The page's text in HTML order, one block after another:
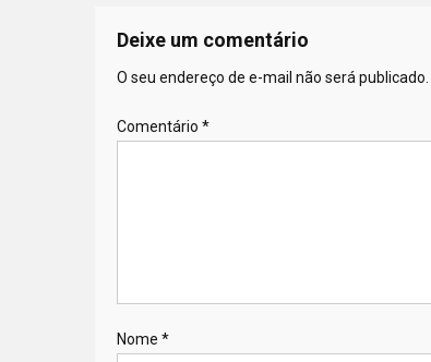
Deixe um comentário
O seu endereço de e-mail não será publicado.
Comentário *
Nome *